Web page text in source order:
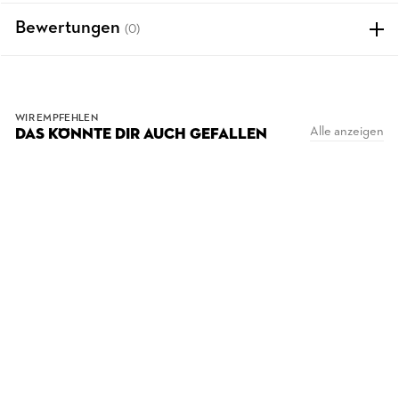
Bewertungen (0)
WIR EMPFEHLEN
DAS KÖNNTE DIR AUCH GEFALLEN Alle anzeigen